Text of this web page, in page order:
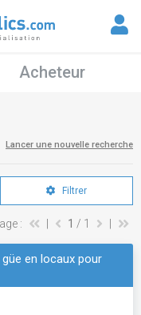
Acheteur
Lancer une nouvelle recherche
Filtrer
: 1 / 1
en locaux pour